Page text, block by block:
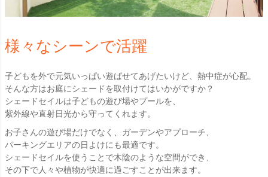
様々なシーンで活躍
子どもを外で元気いっぱい遊ばせてあげたいけど、熱中症が心配。
そんな方はお庭にシェードを取付けてはいかがですか？
シェードセイルは子どもの遊び場やプールを、
紫外線や直射日光から守ってくれます。
お子さんの遊び場だけでなく、ガーデンやアプローチ、
パーキングエリアの日よけにも最適です。
シェードセイルを使うことで木陰のような空間ができ、
その下で人々や植物が快適に過ごすことが出来ます。